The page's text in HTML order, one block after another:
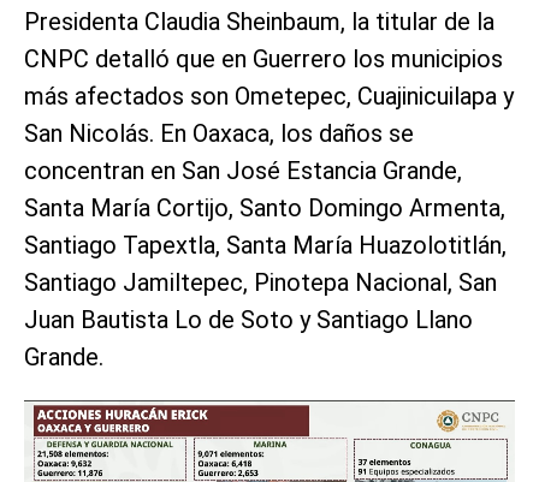
Presidenta Claudia Sheinbaum, la titular de la
CNPC detalló que en Guerrero los municipios
más afectados son Ometepec, Cuajinicuilapa y
San Nicolás. En Oaxaca, los daños se
concentran en San José Estancia Grande,
Santa María Cortijo, Santo Domingo Armenta,
Santiago Tapextla, Santa María Huazolotitlán,
Santiago Jamiltepec, Pinotepa Nacional, San
Juan Bautista Lo de Soto y Santiago Llano
Grande.